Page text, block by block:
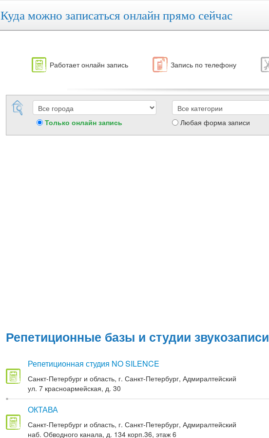
Куда можно записаться онлайн прямо сейчас
Работает онлайн запись Запись по телефону
Только онлайн запись Любая форма записи
Репетиционные базы и студии звукозаписи
Репетиционная студия NO SILENCE
Санкт-Петербург и область, г. Санкт-Петербург, Адмиралтейский
ул. 7 красноармейская, д. 30
ОКТАВА
Санкт-Петербург и область, г. Санкт-Петербург, Адмиралтейский
наб. Обводного канала, д. 134 корп.36, этаж 6